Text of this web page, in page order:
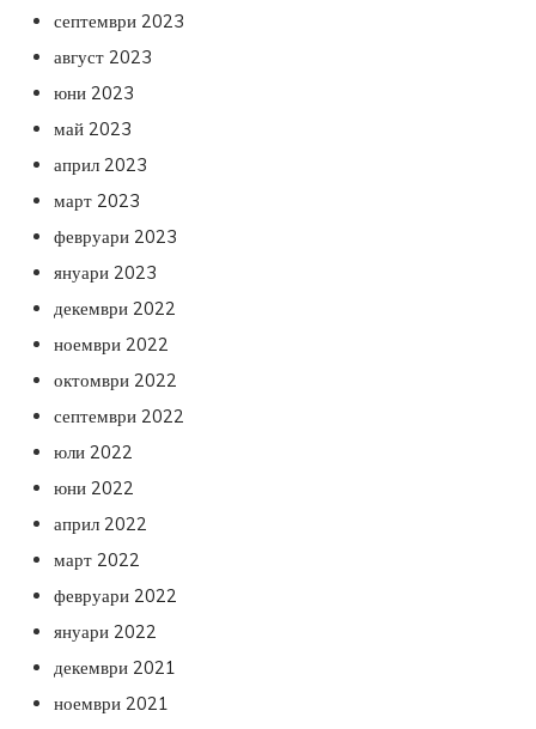
септември 2023
август 2023
юни 2023
май 2023
април 2023
март 2023
февруари 2023
януари 2023
декември 2022
ноември 2022
октомври 2022
септември 2022
юли 2022
юни 2022
април 2022
март 2022
февруари 2022
януари 2022
декември 2021
ноември 2021